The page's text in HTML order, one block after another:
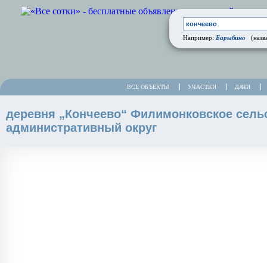
ВСЕ ОБЪЕКТЫ УЧАСТКИ ДАЧИ
Например: Барыбино
деревня „Кончеево“ Филимонковское
административный округ